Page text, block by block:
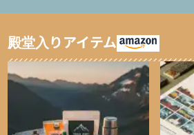
殿堂入りアイテム